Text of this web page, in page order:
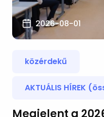
2026-08-01
közérdekű
AKTUÁLIS HÍREK
Megjelent a